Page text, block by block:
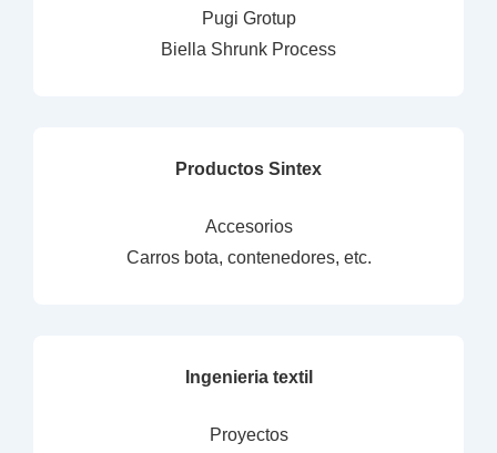
Pugi Grotup
Biella Shrunk Process
Productos Sintex
Accesorios
Carros bota, contenedores, etc.
Ingenieria textil
Proyectos